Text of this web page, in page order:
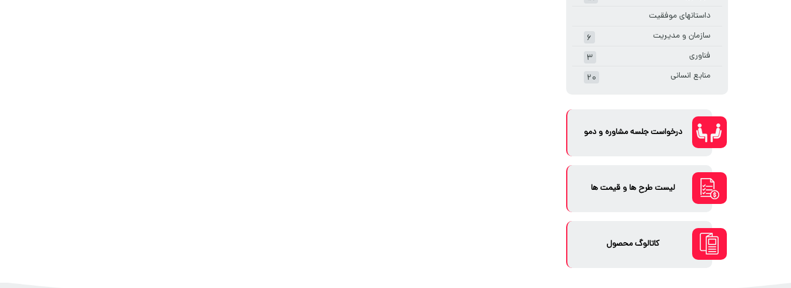
داستانهای موفقیت
سازمان و مدیریت
۶
فناوری
۳
منابع انسانی
۲۰
درخواست جلسه مشاوره و دمو
لیست طرح ها و قیمت ها
کاتالوگ محصول